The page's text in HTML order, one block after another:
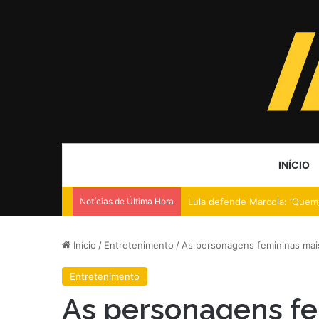
INÍCIO
Notícias de Última Hora Lula defende Marcola:
Início / Entretenimento / As personagens femininas
Entretenimento
As personagens